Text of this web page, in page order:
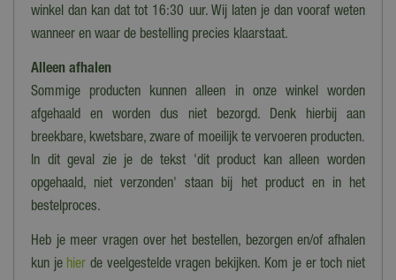
winkel dan kan dat tot 16:30 uur. Wij laten je dan vooraf weten
wanneer en waar de bestelling precies klaarstaat.
Alleen afhalen
Sommige producten kunnen alleen in onze winkel worden
afgehaald en worden dus niet bezorgd. Denk hierbij aan
breekbare, kwetsbare, zware of moeilijk te vervoeren producten.
In dit geval zie je de tekst 'dit product kan alleen worden
opgehaald, niet verzonden' staan bij het product en in het
bestelproces.
Heb je meer vragen over het bestellen, bezorgen en/of afhalen
kun je hier de veelgestelde vragen bekijken. Kom je er toch niet